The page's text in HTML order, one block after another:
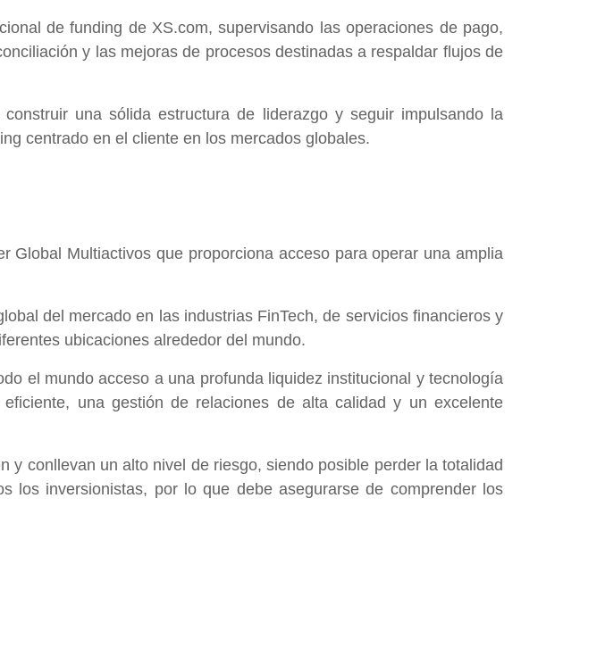
de funding de XS.com, supervisando las operaciones de pago,
y las mejoras de procesos destinadas a respaldar flujos de
una sólida estructura de liderazgo y seguir impulsando la
centrado en el cliente en los mercados globales.
Global Multiactivos que proporciona acceso para operar una amplia
del mercado en las industrias FinTech, de servicios financieros y
ubicaciones alrededor del mundo.
el mundo acceso a una profunda liquidez institucional y tecnología
una gestión de relaciones de alta calidad y un excelente
y conllevan un alto nivel de riesgo, siendo posible perder la totalidad
los inversionistas, por lo que debe asegurarse de comprender los